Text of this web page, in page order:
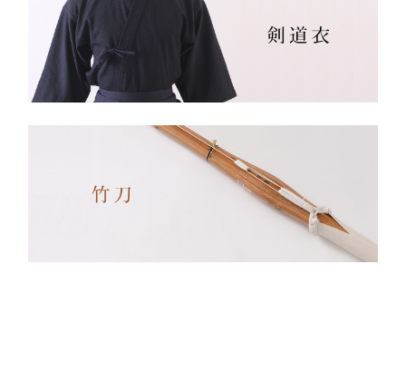
で丁寧に仕立てられ、耐
久性と着心地を両立してい
ます。
日々の稽古・大会でも安心